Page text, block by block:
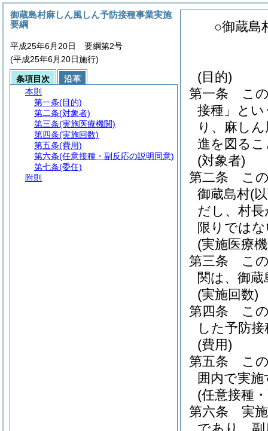
○御蔵島
(目的)
第一条
こ
接種」とい
り、麻し
進を図る
(対象者)
第二条
こ
御蔵島村(
だし、村
限りでは
(実施医療
第三条
こ
関は、御
(実施回数)
第四条
こ
した予防
(費用)
第五条
こ
囲内で実
(任意接種
第六条
実
御蔵島村麻しん風しん予防接種事業実施
要綱
平成25年6月20日 要綱第2号
(平成25年6月20日施行)
条項目次
沿革
本則
第一条(目的)
第二条(対象者)
第三条(実施医療機関)
第四条(実施回数)
第五条(費用)
第六条(任意接種・副反応の説明同意)
第七条(委任)
附則